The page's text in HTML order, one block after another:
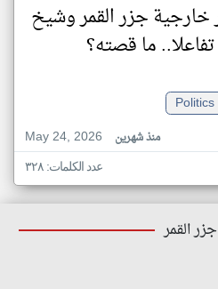
خارجية جزر القمر وشيخ
ما قصته؟
Politics
May 24, 2026
منذ شهرين
عدد الكلمات: ٣٢٨
القمر